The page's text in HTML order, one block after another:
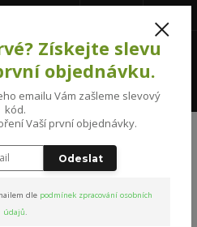
0 Kč
mýdlo levandule s abrazivní přísadou
mýdlo
Získejte slevu
objednávku.
emailu Vám zašleme slevový
kód.
Vaší první objednávky.
Odeslat
dle podmínek zpracování osobních
údajů.